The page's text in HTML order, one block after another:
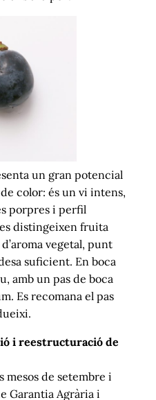
un gran potencial
color: és un vi intens,
porpres i perfil
distingeixen fruita
vegetal, punt
suficient. En boca
amb un pas de boca
Es recomana el pas
i reestructuració de
mesos de setembre i
Garantia Agrària i